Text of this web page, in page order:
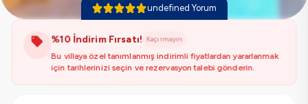
undefined Yorum
%10 İndirim Fırsatı! Kaçırmayın
Bu villaya özel tanımlanmış indirimli fiyatlardan yararlanmak
için tarihlerinizi seçin ve rezervasyon talebi gönderin.